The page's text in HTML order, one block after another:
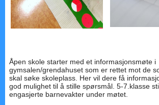
Åpen skole starter med et informasjonsmøte i
gymsalen/grendahuset som er rettet mot de
skal søke skoleplass. Her vil dere få
god mulighet til å stille spørsmål. 5-7.klasse
engasjerte barnevakter under møtet.